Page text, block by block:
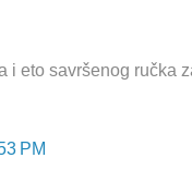
i eto savršenog ručka
PM